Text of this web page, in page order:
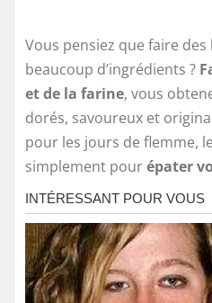
Vous pensiez que faire
beaucoup d’ingrédients ?
et de la farine, vous
dorés, savoureux et
pour les jours de flemme,
simplement pourépater